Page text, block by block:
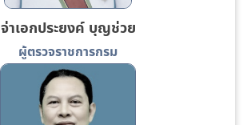
จ่าเอกประยงค์ บุญช่วย
ผู้ตรวจราชการกรม